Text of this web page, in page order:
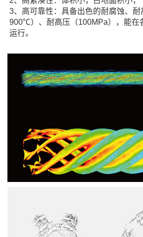
3、高可靠性：具备出色的耐腐蚀、耐
900℃）、耐高压（100MPa），能在
运行。